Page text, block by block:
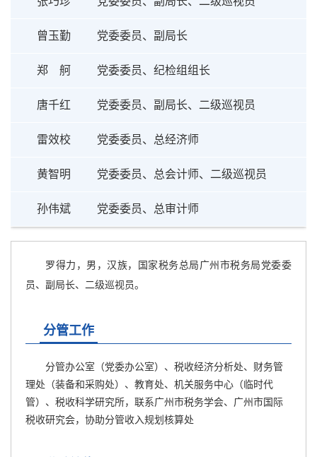
曾玉勤 党委委员、副局长
郑 舸 党委委员、纪检组组长
唐千红 党委委员、副局长、二级巡视员
雷效校 党委委员、总经济师
黄智明 党委委员、总会计师、二级巡视员
孙伟斌 党委委员、总审计师
罗得力，男，汉族，国家税务总局广州市税务局党委委
员、副局长、二级巡视员。
分管工作
分管办公室（党委办公室）、税收经济分析处、财务管
理处（装备和采购处）、教育处、机关服务中心（临时代
管）、税收科学研究所，联系广州市税务学会、广州市国际
税收研究会，协助分管收入规划核算处